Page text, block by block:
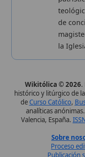
Proceso
Publicación
Datos
Estadísticas
Aviso legal
Política de
Únete ·
Perfil
Síguenos ·